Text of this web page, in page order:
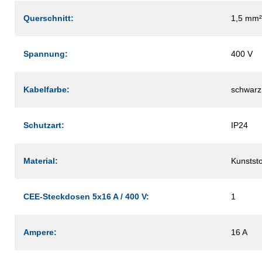
Querschnitt: 1,5 mm²
Spannung: 400 V
Kabelfarbe: schwarz
Schutzart: IP24
Material:
CEE-Steckdosen 5x16 A / 400 V: 1
Ampere: 16 A